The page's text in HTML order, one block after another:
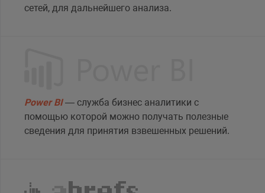
сетей, для дальнейшего анализа.
Power BI— служба бизнес аналитики с
помощью которой можно получать полезные
сведения для принятия взвешенных решений.